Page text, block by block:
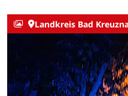
Landkreis Bad